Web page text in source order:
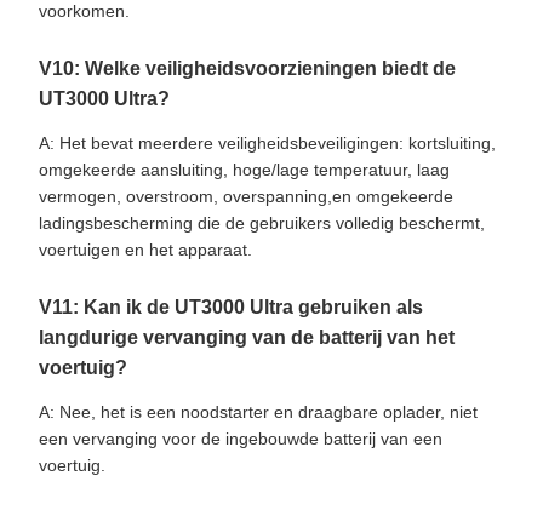
voorkomen.
V10: Welke veiligheidsvoorzieningen biedt de
UT3000 Ultra?
A: Het bevat meerdere veiligheidsbeveiligingen: kortsluiting,
omgekeerde aansluiting, hoge/lage temperatuur, laag
vermogen, overstroom, overspanning,en omgekeerde
ladingsbescherming die de gebruikers volledig beschermt,
voertuigen en het apparaat.
V11: Kan ik de UT3000 Ultra gebruiken als
langdurige vervanging van de batterij van het
voertuig?
A: Nee, het is een noodstarter en draagbare oplader, niet
een vervanging voor de ingebouwde batterij van een
voertuig.